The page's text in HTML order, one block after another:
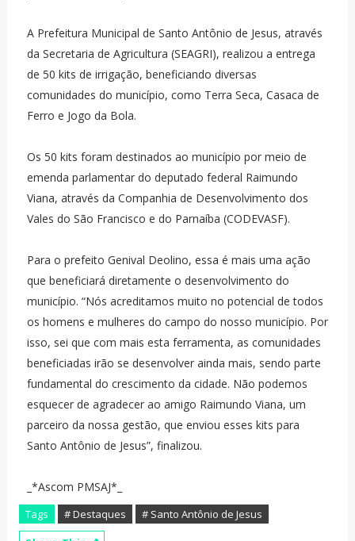
A Prefeitura Municipal de Santo Antônio de Jesus, através
da Secretaria de Agricultura (SEAGRI), realizou a entrega
de 50 kits de irrigação, beneficiando diversas
comunidades do município, como Terra Seca, Casaca de
Ferro e Jogo da Bola.
Os 50 kits foram destinados ao município por meio de
emenda parlamentar do deputado federal Raimundo
Viana, através da Companhia de Desenvolvimento dos
Vales do São Francisco e do Parnaíba (CODEVASF).
Para o prefeito Genival Deolino, essa é mais uma ação
que beneficiará diretamente o desenvolvimento do
município. “Nós acreditamos muito no potencial de todos
os homens e mulheres do campo do nosso município. Por
isso, sei que com mais esta ferramenta, as comunidades
beneficiadas irão se desenvolver ainda mais, sendo parte
fundamental do crescimento da cidade. Não podemos
esquecer de agradecer ao amigo Raimundo Viana, um
parceiro da nossa gestão, que enviou esses kits para
Santo Antônio de Jesus”, finalizou.
_*Ascom PMSAJ*_
Tags # Destaques
# Santo Antônio de Jesus